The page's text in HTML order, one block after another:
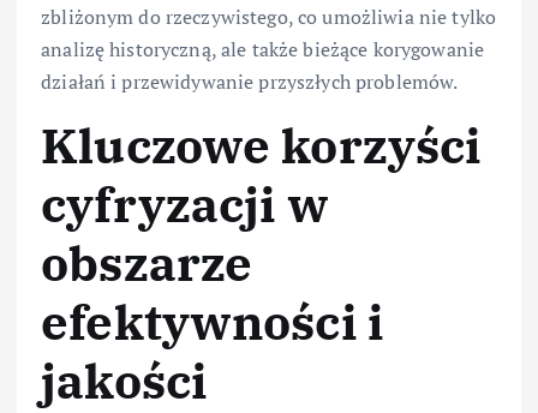
zbliżonym do rzeczywistego, co umożliwia nie tylko
analizę historyczną, ale także bieżące korygowanie
działań i przewidywanie przyszłych problemów.
Kluczowe korzyści
cyfryzacji w
obszarze
efektywności i
jakości